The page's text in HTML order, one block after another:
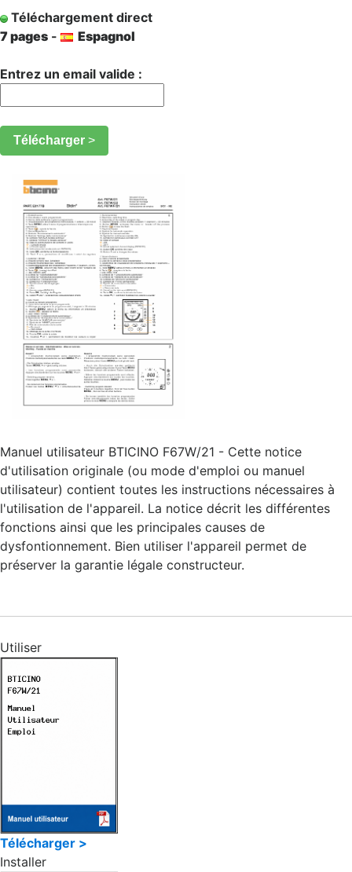
Téléchargement direct
7 pages - Espagnol
Entrez un email valide :
Télécharger >
Manuel utilisateur BTICINO F67W/21 - Cette notice
d'utilisation originale (ou mode d'emploi ou manuel
utilisateur) contient toutes les instructions nécessaires à
l'utilisation de l'appareil. La notice décrit les différentes
fonctions ainsi que les principales causes de
dysfontionnement. Bien utiliser l'appareil permet de
préserver la garantie légale constructeur.
Utiliser
Télécharger >
Installer